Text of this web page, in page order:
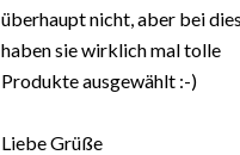
überhaupt nicht, aber bei
haben sie wirklich mal tolle
Produkte ausgewählt :-)
Liebe Grüße